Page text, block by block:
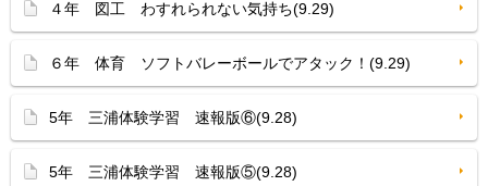
４年 図工 わすれられない気持ち(9.29)
６年 体育 ソフトバレーボールでアタック！(9.29)
5年 三浦体験学習 速報版⑥(9.28)
5年 三浦体験学習 速報版⑤(9.28)